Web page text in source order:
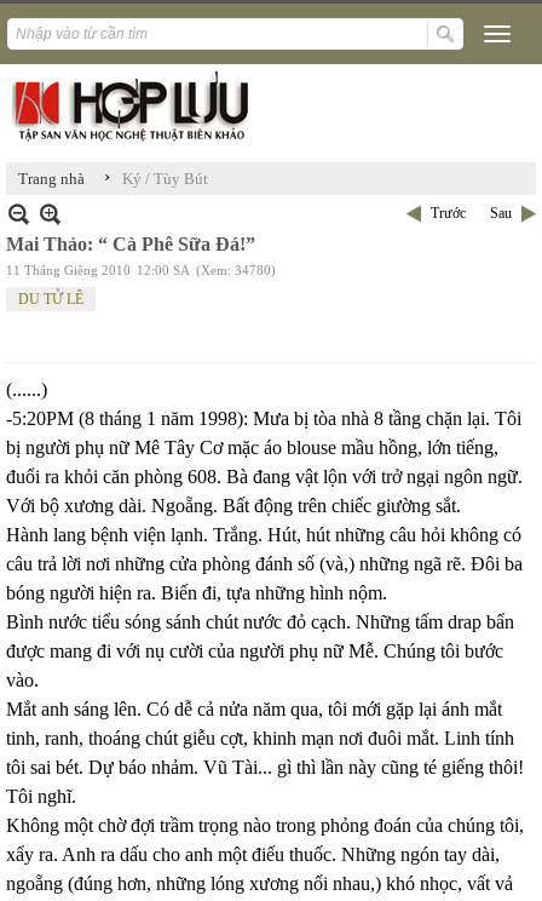
Trang nhà › Ký / Tùy Bút
Trước Sau
Mai Thảo: “ Cà Phê Sữa Đá!”
11 Tháng Giêng 2010 12:00 SA (Xem: 34780)
DU TỬ LÊ
(......)
-5:20PM (8 tháng 1 năm 1998): Mưa bị tòa nhà 8 tầng chặn lại. Tôi
bị người phụ nữ Mê Tây Cơ mặc áo blouse mầu hồng, lớn tiếng,
đuổi ra khỏi căn phòng 608. Bà đang vật lộn với trở ngại ngôn ngữ.
Với bộ xương dài. Ngoẵng. Bất động trên chiếc giường sắt.
Hành lang bệnh viện lạnh. Trắng. Hút, hút những câu hỏi không có
câu trả lời nơi những cửa phòng đánh số (và,) những ngã rẽ. Đôi ba
bóng người hiện ra. Biến đi, tựa những hình nộm.
Bình nước tiểu sóng sánh chút nước đỏ cạch. Những tấm drap bẩn
được mang đi với nụ cười của người phụ nữ Mễ. Chúng tôi bước
vào.
Mắt anh sáng lên. Có dễ cả nửa năm qua, tôi mới gặp lại ánh mắt
tinh, ranh, thoáng chút giễu cợt, khinh mạn nơi đuôi mắt. Linh tính
tôi sai bét. Dự báo nhảm. Vũ Tài... gì thì lần này cũng té giếng thôi!
Tôi nghĩ.
Không một chờ đợi trầm trọng nào trong phỏng đoán của chúng tôi,
xẩy ra. Anh ra dấu cho anh một điếu thuốc. Những ngón tay dài,
ngoẵng (đúng hơn, những lóng xương nối nhau,) khó nhọc, vất vả